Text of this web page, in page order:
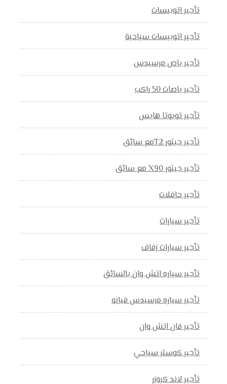
تأجير اتوبيسات
تأجير اتوبيسات سياحية
تأجير باص مرسيدس
تأجير باصات 50 راكب
تأجير تويوتا هايس
تأجير جيتور T2مع سائق
تأجير جيتور X90 مع سائق
تأجير حافلات
تأجير سيارات
تأجير سيارات زفاف
تأجير سياره اتش وان بالسائق
تأجير سياره مرسيدس فيانو
تأجير فان اتش وان
تأجير كوستر سياحي
تأجير لاند كروزر